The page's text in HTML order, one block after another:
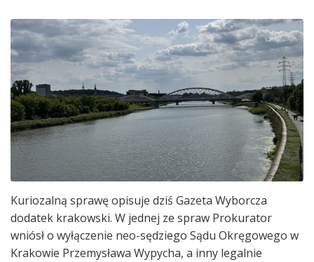
Kuriozalną sprawę opisuje dziś Gazeta Wyborcza
dodatek krakowski. W jednej ze spraw Prokurator
wniósł o wyłączenie neo-sędziego Sądu Okręgowego w
Krakowie Przemysława Wypycha, a inny legalnie